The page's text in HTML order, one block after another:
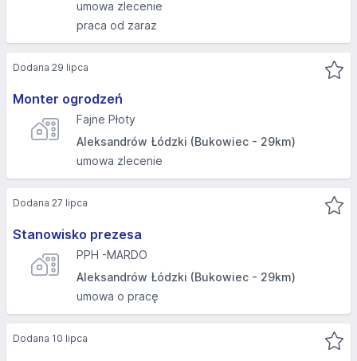
umowa zlecenie
praca od zaraz
Monter ogrodzeń
Fajne Płoty
Aleksandrów Łódzki (Bukowiec - 29km)
umowa zlecenie
Dodana 29 lipca
Stanowisko prezesa
PPH -MARDO
Aleksandrów Łódzki (Bukowiec - 29km)
umowa o pracę
Dodana 27 lipca
Dodana 10 lipca